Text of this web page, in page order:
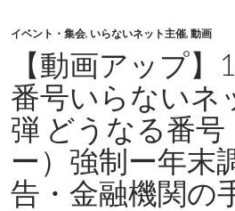
イベント・集会, いらないネット主催, 動画
【動画アップ
番号いらないネ
弾 どうなる番
ー）強制ー年末
告・金融機関の